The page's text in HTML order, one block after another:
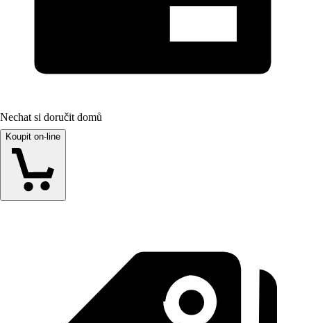
Nechat si doručit domů
Koupit on-line